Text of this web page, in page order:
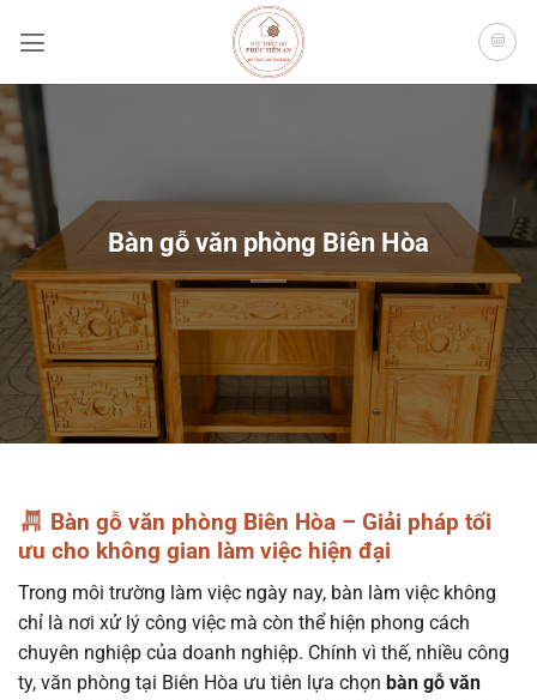
qua
dung
Bàn gỗ văn phòng Biên Hòa
Bàn gỗ văn phòng Biên Hòa – Giải pháp tối
ưu cho không gian làm việc hiện đại
Trong môi trường làm việc ngày nay, bàn làm việc không
chỉ là nơi xử lý công việc mà còn thể hiện phong cách
chuyên nghiệp của doanh nghiệp. Chính vì thế, nhiều công
ty, văn phòng tại Biên Hòa ưu tiên lựa chọn bàn gỗ văn